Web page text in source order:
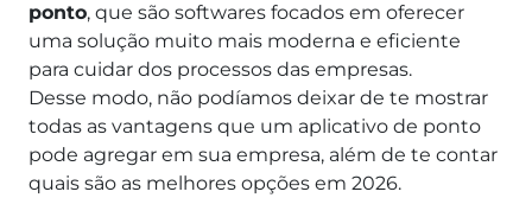
ponto, que são softwares focados em oferecer
uma solução muito mais moderna e eficiente
para cuidar dos processos das empresas.
Desse modo, não podíamos deixar de te mostrar
todas as vantagens que um aplicativo de ponto
pode agregar em sua empresa, além de te contar
quais são as melhores opções em 2026.